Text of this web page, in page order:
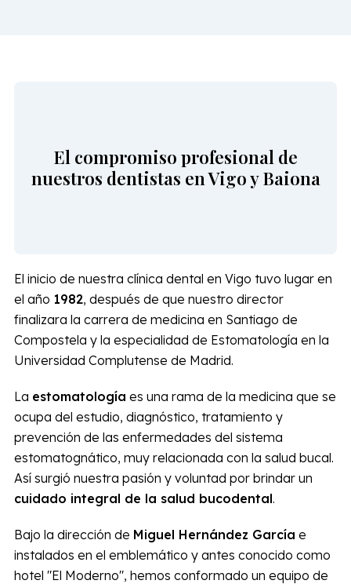
El compromiso profesional de
nuestros dentistas en Vigo y Baiona
El inicio de nuestra clínica dental en Vigo tuvo lugar en
el año 1982, después de que nuestro director
finalizara la carrera de medicina en Santiago de
Compostela y la especialidad de Estomatología en la
Universidad Complutense de Madrid.
La estomatología es una rama de la medicina que se
ocupa del estudio, diagnóstico, tratamiento y
prevención de las enfermedades del sistema
estomatognático, muy relacionada con la salud bucal.
Así surgió nuestra pasión y voluntad por brindar un
cuidado integral de la salud bucodental.
Bajo la dirección de Miguel Hernández García e
instalados en el emblemático y antes conocido como
hotel "El Moderno", hemos conformado un equipo de